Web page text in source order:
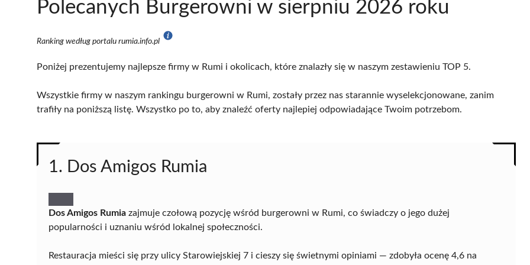
Polecanych Burgerowni w sierpniu 2026 roku
Ranking według portalu rumia.info.pl
Poniżej prezentujemy najlepsze firmy w Rumi i okolicach, które znalazły się w naszym zestawieniu TOP 5.
Wszystkie firmy w naszym rankingu burgerowni w Rumi, zostały przez nas starannie wyselekcjonowane, zanim
trafiły na poniższą listę. Wszystko po to, aby znaleźć oferty najlepiej odpowiadające Twoim potrzebom.
1. Dos Amigos Rumia
Dos Amigos Rumia zajmuje czołową pozycję wśród burgerowni w Rumi, co świadczy o jego dużej
popularności i uznaniu wśród lokalnej społeczności.
Restauracja mieści się przy ulicy Starowiejskiej 7 i cieszy się świetnymi opiniami — zdobyła ocenę 4,6 na